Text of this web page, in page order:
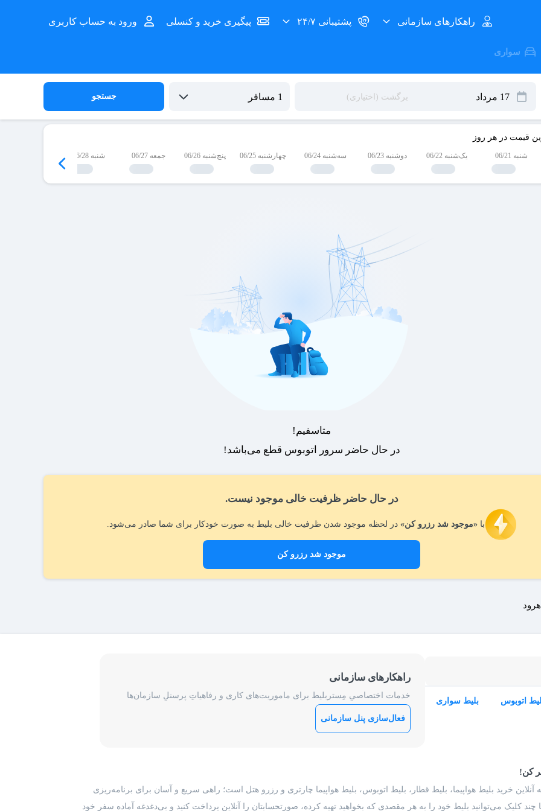
راهکارهای سازمانی پشتیبانی ۲۴/۷ پیگیری خرید و کنسلی ورود به حساب کاربری
سواری
جستجو
قیمت در هر روز
شنبه 06/21 یک‌شنبه 06/22 دوشنبه 06/23 سه‌شنبه 06/24 چهارشنبه 06/25 پنج‌شنبه 06/26 جمعه 06/27 شنبه 06/28
در حال حاضر ظرفیت خالی موجود نیست.
با «موجود شد رزرو کن» در لحظه موجود شدن ظرفیت خالی بلیط به صورت خودکار برای شما صادر می‌شود.
موجود شد رزرو کن
متاسفیم!
در حال حاضر سرور اتوبوس قطع می‌باشد!
اتوبوس بلیط سواری
راهکارهای سازمانی
خدمات اختصاصیِ مِستربلیط برای ماموریت‌های کاری و رفاهیاتِ پرسنلِ سازمان‌ها
فعال‌سازی پنل سازمانی
کن!
آنلاین خرید بلیط هواپیما، بلیط قطار، بلیط اتوبوس، بلیط هواپیما چارتری و رزرو هتل است؛ راهی سریع و آسان برای برنامه‌ریزی
چند کلیک می‌توانید بلیط خود را به هر مقصدی که بخواهید تهیه کرده، صورتحسابتان را آنلاین پرداخت کنید و بی‌دغدغه آماده سفر خود